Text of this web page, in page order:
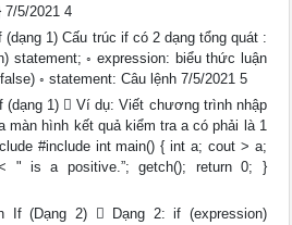
7/5/2021 4
1) Cấu trúc if có 2 dạng tổng quát :
statement; ◦ expression: biểu thức luận
◦ statement: Câu lệnh 7/5/2021 5
(dạng 1)  Ví dụ: Viết chương trình nhập
màn hình kết quả kiểm tra a có phải là 1
#include int main() { int a; cout > a;
" is a positive.”; getch(); return 0; }
If (Dạng 2)  Dạng 2: if (expression)